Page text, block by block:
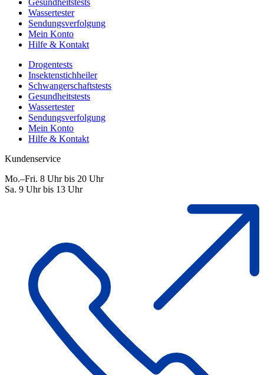
Gesundheitstests
Wassertester
Sendungsverfolgung
Mein Konto
Hilfe & Kontakt
Drogentests
Insektenstichheiler
Schwangerschaftstests
Gesundheitstests
Wassertester
Sendungsverfolgung
Mein Konto
Hilfe & Kontakt
Kundenservice
Mo.–Fri. 8 Uhr bis 20 Uhr
Sa. 9 Uhr bis 13 Uhr